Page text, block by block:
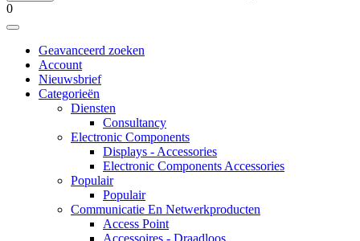
0
Geavanceerd zoeken
Account
Nieuwsbrief
Categorieën
Diensten
Consultancy
Electronic Components
Displays - Accessories
Electronic Components Accessories
Populair
Populair
Communicatie En Netwerkproducten
Access Point
Accessoires - Draadloos